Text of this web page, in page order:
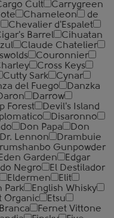
Cult
Carrygreen
Chameleon
de
Chevalier d'Espalet
Barrel
Cihuatan
Claude Chatelier
Couronnier
Cross Keys
Cutty Sark
Cynar
del Fuego
Danzka
Darrow
Forest
Devil's Island
Disaronno
Don Papa
Don
Dr. Lennon
Drambuie
Gunpowder
Eden Garden
Edgar
Negro
El Destilador
Eldermen
Elit
Park
English Whisky
Organic
Etsu
Fernet Vittone